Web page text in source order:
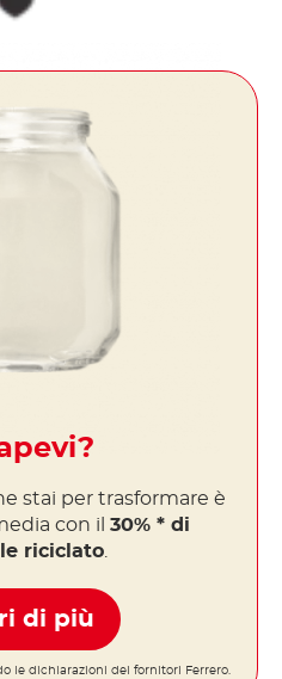
stai per trasformare è
con il 30% * di
riciclato
di più
le dichiarazioni dei fornitori Ferrero.